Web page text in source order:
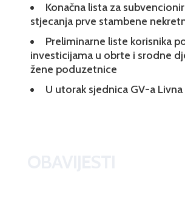
Konačna lista za
stjecanja prve stambene
Preliminarne liste korisnika
investicijama u obrte i srodne
žene poduzetnice
U utorak sjednica GV-a Livna